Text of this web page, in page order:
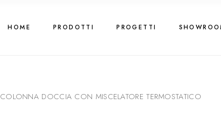
HOME PRODOTTI PROGETTI
COLONNA DOCCIA CON MISCELATORE TERMOSTATICO